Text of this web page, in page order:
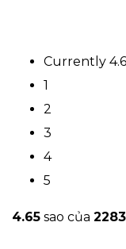
Currently
1
2
3
4
5
4.65 sao của 2283